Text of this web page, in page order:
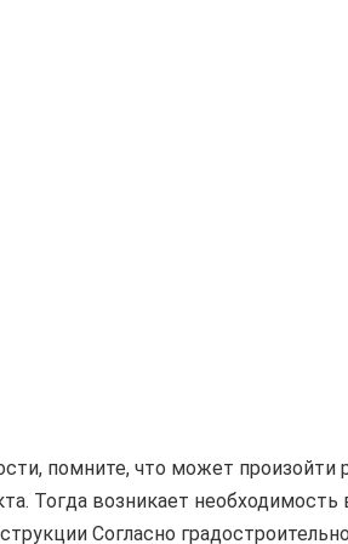
помните, что может произойти
Тогда возникает необходимость
Согласно